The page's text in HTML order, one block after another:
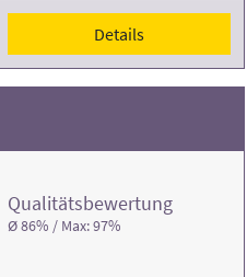
Details
Qualitäts­bewertung
Ø 86% / Max: 97%